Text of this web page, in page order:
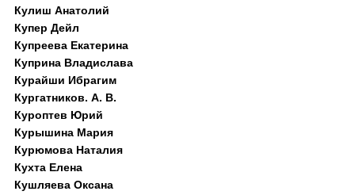
Кулиш Анатолий
Купер Дейл
Купреева Екатерина
Куприна Владислава
Курайши Ибрагим
Кургатников. А. В.
Куроптев Юрий
Курышина Мария
Курюмова Наталия
Кухта Елена
Кушляева Оксана